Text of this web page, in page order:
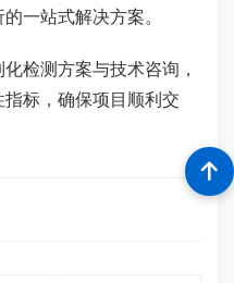
一站式解决方案。
检测方案与技术咨询，
标，确保项目顺利交